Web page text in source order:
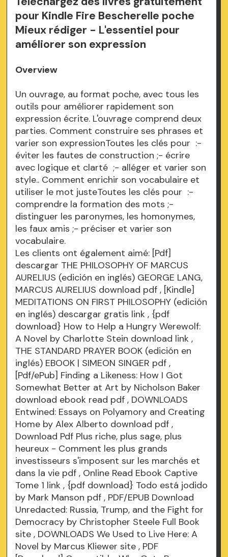
pour Kindle Fire Bescherelle poche
Mieux rédiger - L'essentiel pour
améliorer son expression
Overview
Un ouvrage, au format poche, avec tous les
outils pour améliorer rapidement son
expression écrite. L'ouvrage comprend deux
parties. Comment construire ses phrases et
varier son expressionToutes les clés pour :-
éviter les fautes de construction ;- écrire
avec logique et clarté ;- alléger et varier son
style.. Comment enrichir son vocabulaire et
utiliser le mot justeToutes les clés pour :-
comprendre la formation des mots ;-
distinguer les paronymes, les homonymes,
les faux amis ;- préciser et varier son
vocabulaire.
Les clients ont également aimé: [Pdf]
descargar THE PHILOSOPHY OF MARCUS
AURELIUS (edición en inglés) GEORGE LANG,
MARCUS AURELIUS download pdf , [Kindle]
MEDITATIONS ON FIRST PHILOSOPHY (edición
en inglés) descargar gratis link , {pdf
download} How to Help a Hungry Werewolf:
A Novel by Charlotte Stein download link ,
THE STANDARD PRAYER BOOK (edición en
inglés) EBOOK | SIMEON SINGER pdf ,
[Pdf/ePub] Finding a Likeness: How I Got
Somewhat Better at Art by Nicholson Baker
download ebook read pdf , DOWNLOADS
Entwined: Essays on Polyamory and Creating
Home by Alex Alberto download pdf ,
Download Pdf Plus riche, plus sage, plus
heureux - Comment les plus grands
investisseurs s'imposent sur les marchés et
dans la vie pdf , Online Read Ebook Captive
Tome 1 link , {pdf download} Todo está jodido
by Mark Manson pdf , PDF/EPUB Download
Unredacted: Russia, Trump, and the Fight for
Democracy by Christopher Steele Full Book
site , DOWNLOADS We Used to Live Here: A
Novel by Marcus Kliewersite , PDF